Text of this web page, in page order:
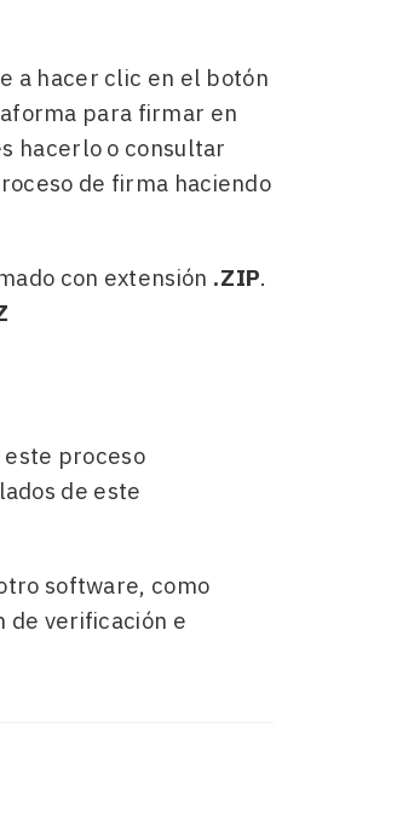
a hacer clic en el botón
para firmar en
hacerlo o consultar
de firma haciendo
con extensión .ZIP.
proceso
de este
software, como
de verificación e